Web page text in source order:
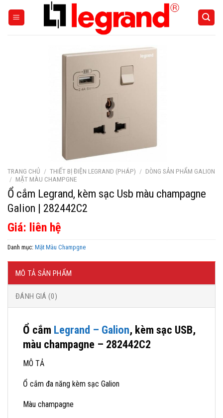
TRANG CHỦ / THIẾT BỊ ĐIỆN LEGRAND (PHÁP) / DÒNG SẢN PHẨM GALION
/ MẶT MÀU CHAMPGNE
Ổ cắm Legrand, kèm sạc Usb màu champagne
Galion | 282442C2
Giá: liên hệ
Danh mục: Mặt Màu Champgne
MÔ TẢ SẢN PHẨM
ĐÁNH GIÁ (0)
Ổ cắm Legrand – Galion, kèm sạc USB,
màu champagne – 282442C2
MÔ TẢ
Ổ cắm đa năng kèm sạc Galion
Màu champagne